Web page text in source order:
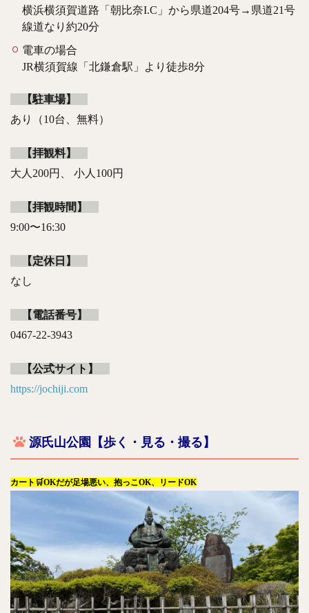
横浜横須賀道路「朝比奈I.C」から県道204号→県道21号
線道なり約20分
電車の場合
JR横須賀線「北鎌倉駅」より徒歩8分
【駐車場】
あり（10台、無料）
【拝観料】
大人200円、 小人100円
【拝観時間】
9:00〜16:30
【定休日】
なし
【電話番号】
0467-22-3943
【公式サイト】
https://jochiji.com
源氏山公園【歩く・見る・撮る】
カート🛒OKだが足場悪い、抱っこOK、リードOK